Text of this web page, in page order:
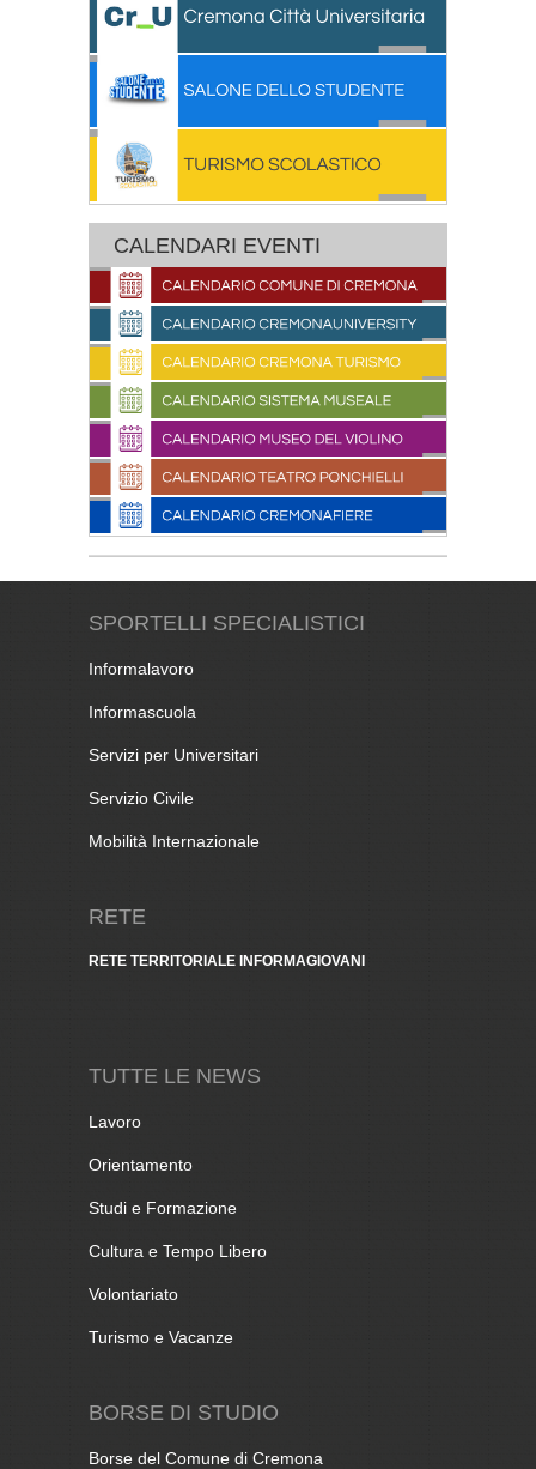
CALENDARI EVENTI
SPORTELLI SPECIALISTICI
Informalavoro
Informascuola
Servizi per Universitari
Servizio Civile
Mobilità Internazionale
RETE
RETE TERRITORIALE INFORMAGIOVANI
TUTTE LE NEWS
Lavoro
Orientamento
Studi e Formazione
Cultura e Tempo Libero
Volontariato
Turismo e Vacanze
BORSE DI STUDIO
Borse del Comune di Cremona